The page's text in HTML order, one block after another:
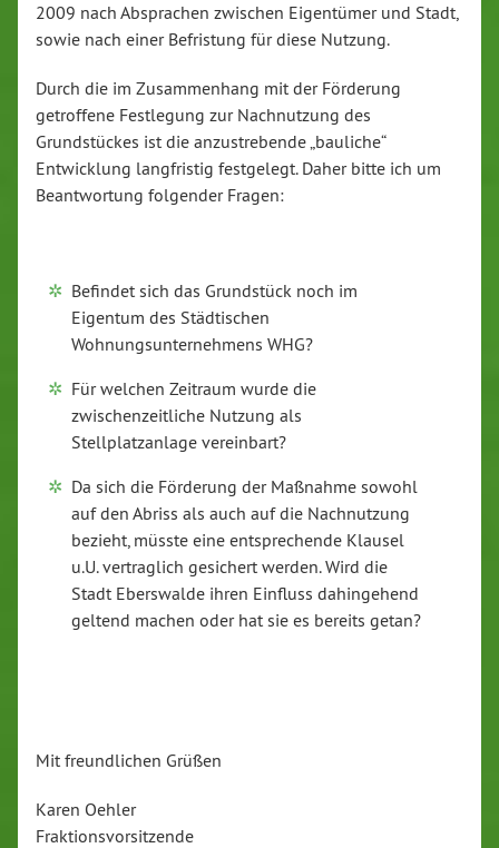
2009 nach Absprachen zwischen Eigentümer und Stadt,
sowie nach einer Befristung für diese Nutzung.
Durch die im Zusammenhang mit der Förderung
getroffene Festlegung zur Nachnutzung des
Grundstückes ist die anzustrebende „bauliche“
Entwicklung langfristig festgelegt. Daher bitte ich um
Beantwortung folgender Fragen:
Befindet sich das Grundstück noch im
Eigentum des Städtischen
Wohnungsunternehmens WHG?
Für welchen Zeitraum wurde die
zwischenzeitliche Nutzung als
Stellplatzanlage vereinbart?
Da sich die Förderung der Maßnahme sowohl
auf den Abriss als auch auf die Nachnutzung
bezieht, müsste eine entsprechende Klausel
u.U. vertraglich gesichert werden. Wird die
Stadt Eberswalde ihren Einfluss dahingehend
geltend machen oder hat sie es bereits getan?
Mit freundlichen Grüßen
Karen Oehler
Fraktionsvorsitzende